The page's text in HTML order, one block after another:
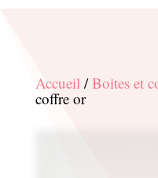
Accueil/Boites et
coffre or